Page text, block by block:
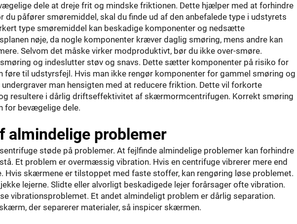
dele at dreje frit og mindske friktionen. Dette hjælper med at forhindre
du påfører smøremiddel, skal du finde ud af den anbefalede type i udstyrets
type smøremiddel kan beskadige komponenter og nedsætte
nøje, da nogle komponenter kræver daglig smøring, mens andre kan
Selvom det måske virker modproduktivt, bør du ikke over-smøre.
og indeslutter støv og snavs. Dette sætter komponenter på risiko for
til udstyrsfejl. Hvis man ikke rengør komponenter for gammel smøring og
man hensigten med at reducere friktion. Dette vil forkorte
resultere i dårlig driftseffektivitet af skærmormcentrifugen. Korrekt smøring
for bevægelige dele.
almindelige problemer
støde på problemer. At fejlfinde almindelige problemer kan forhindre
Et problem er overmæssig vibration. Hvis en centrifuge vibrerer mere end
Hvis skærmene er tilstoppet med faste stoffer, kan rengøring løse problemet.
lejerne. Slidte eller alvorligt beskadigede lejer forårsager ofte vibration.
vibrationsproblemet. Et andet almindeligt problem er dårlig separation.
der separerer materialer, så inspicer skærmen.